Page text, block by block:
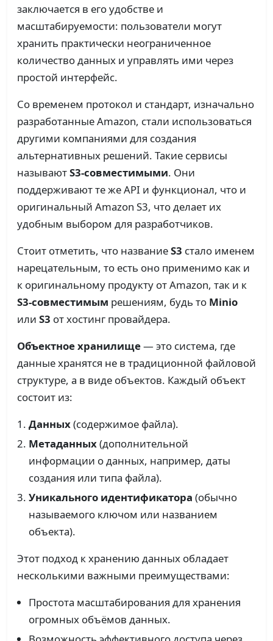
заключается в его удобстве и
масштабируемости: пользователи могут
хранить практически неограниченное
количество данных и управлять ими через
простой интерфейс.
Со временем протокол и стандарт, изначально
разработанные Amazon, стали использоваться
другими компаниями для создания
альтернативных решений. Такие сервисы
называютS3-совместимыми. Они
поддерживают те же API и функционал, что и
оригинальный Amazon S3, что делает их
удобным выбором для разработчиков.
Стоит отметить, что названиеS3 стало именем
нарецательным, то есть оно применимо как и
к оригинальному продукту от Amazon, так и к
S3-совместимым решениям, будь то Minio
или S3 от хостинг провайдера.
Объектное хранилище— это система, где
данные хранятся не в традиционной файловой
структуре, а в виде объектов. Каждый объект
состоит из:
Данных(содержимое файла).
Метаданных(дополнительной
информации о данных, например, даты
создания или типа файла).
Уникального идентификатора (обычно
называемого ключом или названием
объекта).
Этот подход к хранению данных обладает
несколькими важными преимуществами:
Простота масштабирования для хранения
огромных объёмов данных.